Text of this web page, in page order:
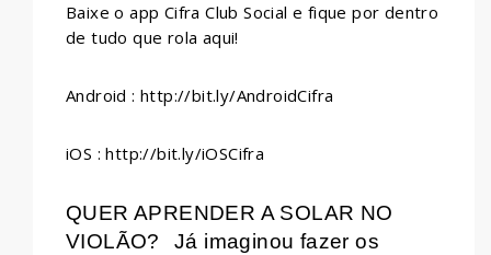
Baixe o app Cifra Club Social e fique por dentro
de tudo que rola aqui!
Android : http://bit.ly/AndroidCifra
iOS : http://bit.ly/iOSCifra
QUER APRENDER A SOLAR NO
VIOLÃO?
Já imaginou fazer os